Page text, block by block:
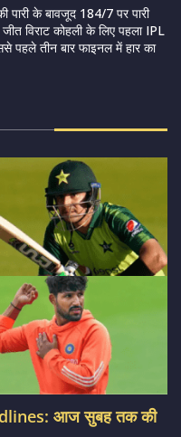
पारी के बावजूद 184/7 पर पारी
विराट कोहली के लिए पहला IPL
तीन बार फाइनल में हार का
आज सुबह तक की